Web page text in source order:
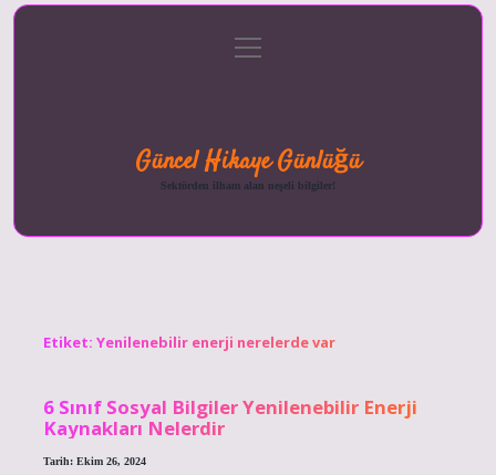
menüyü
aç
Güncel Hikaye Günlüğü
Sektörden ilham alan neşeli bilgiler!
Etiket: Yenilenebilir enerji nerelerde var
6 Sınıf Sosyal Bilgiler Yenilenebilir Enerji
Kaynakları Nelerdir
Tarih: Ekim 26, 2024